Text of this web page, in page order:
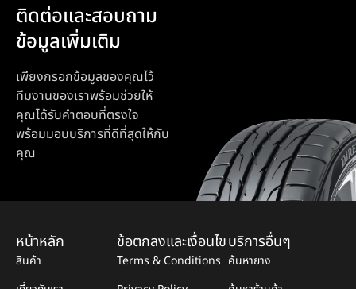
ติดต่อและสอบถาม
ข้อมูลเพิ่มเติม
เพียงกรอกข้อมูลของคุณไว้
ทีมงานของเราพร้อมช่วยให้
คุณได้รับคำตอบที่ตรงใจ
พร้อมมอบบริการที่ดีที่สุดให้กับ
คุณ
หน้าหลัก
สินค้า
ข้อตกลงและเงื่อนไข
Terms & Conditions
บริการอื่นๆ
ค้นหายาง